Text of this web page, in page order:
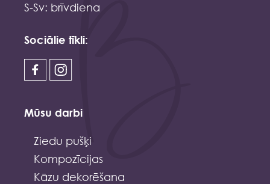
S-Sv: brīvdiena
Sociālie tīkli:
Mūsu darbi
Ziedu pušķi
Kompozīcijas
Kāzu dekorēšana